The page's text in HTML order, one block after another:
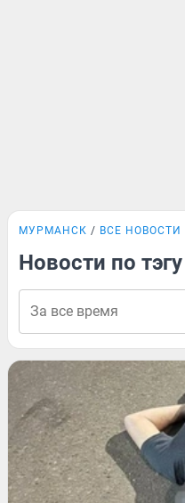
МУРМАНСК ВСЕ НОВОСТИ
Новости по